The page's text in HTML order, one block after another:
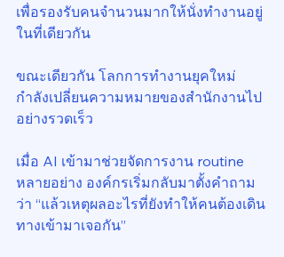
เพื่อรองรับคนจำนวนมากให้นั่งทำงานอยู่
ในที่เดียวกัน
ขณะเดียวกัน โลกการทำงานยุคใหม่
กำลังเปลี่ยนความหมายของสำนักงานไป
อย่างรวดเร็ว
เมื่อ AI เข้ามาช่วยจัดการงาน routine
หลายอย่าง องค์กรเริ่มกลับมาตั้งคำถาม
ว่า “แล้วเหตุผลอะไรที่ยังทำให้คนต้องเดิน
ทางเข้ามาเจอกัน”